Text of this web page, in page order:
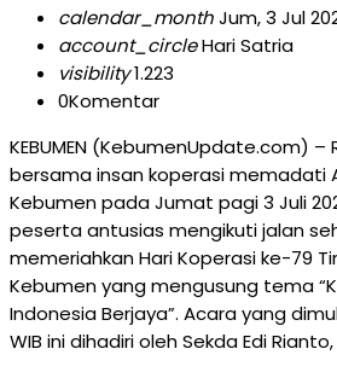
calendar_monthJum, 3 Jul
account_circleHari Satria
visibility1.223
0Komentar
KEBUMEN (KebumenUpdate.com)
bersama insan koperasi memadati
Kebumen pada Jumat pagi 3 Juli
peserta antusias mengikuti jalan
memeriahkan Hari Koperasi ke-79
Kebumen yang mengusung tema
Indonesia Berjaya”. Acara yang
WIB ini dihadiri oleh Sekda Edi